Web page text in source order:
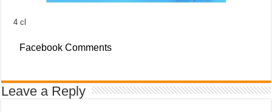
4 cl
Facebook Comments
Leave a Reply